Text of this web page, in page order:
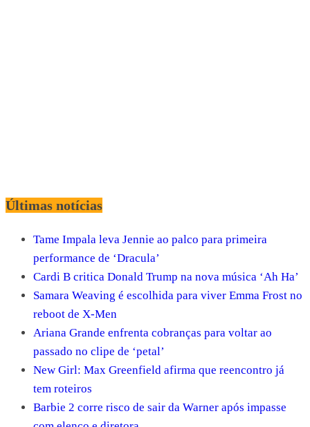
Últimas notícias
Tame Impala leva Jennie ao palco para primeira
performance de ‘Dracula’
Cardi B critica Donald Trump na nova música ‘Ah Ha’
Samara Weaving é escolhida para viver Emma Frost no
reboot de X-Men
Ariana Grande enfrenta cobranças para voltar ao
passado no clipe de ‘petal’
New Girl: Max Greenfield afirma que reencontro já
tem roteiros
Barbie 2 corre risco de sair da Warner após impasse